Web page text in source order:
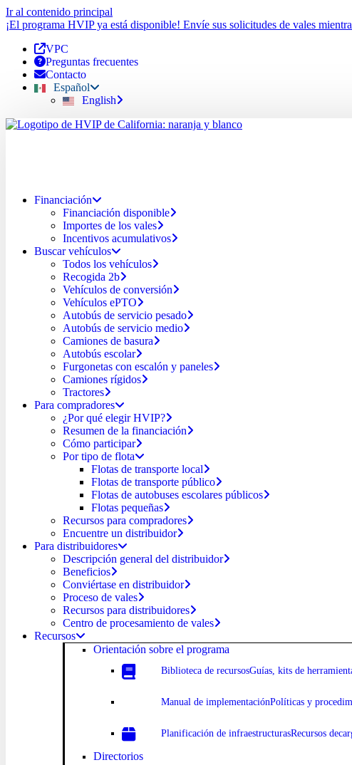
Ir al contenido principal
¡El programa HVIP ya está disponible! Envíe sus solicitudes de vales
VPC
Preguntas frecuentes
Contacto
Español
English
Financiación
Financiación disponible
Importes de los vales
Incentivos acumulativos
Buscar vehículos
Todos los vehículos
Recogida 2b
Vehículos de conversión
Vehículos ePTO
Autobús de servicio pesado
Autobús de servicio medio
Camiones de basura
Autobús escolar
Furgonetas con escalón y paneles
Camiones rígidos
Tractores
Para compradores
¿Por qué elegir HVIP?
Resumen de la financiación
Cómo participar
Por tipo de flota
Flotas de transporte local
Flotas de transporte público
Flotas de autobuses escolares públicos
Flotas pequeñas
Recursos para compradores
Encuentre un distribuidor
Para distribuidores
Descripción general del distribuidor
Beneficios
Conviértase en distribuidor
Proceso de vales
Recursos para distribuidores
Centro de procesamiento de vales
Recursos
Orientación sobre el programa
Biblioteca de recursosGuías, kits de
Manual de implementaciónPolíticas y
Planificación de infraestructurasRecursos de
Directorios